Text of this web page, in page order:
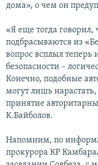
дома», о чем он
«Я еще тогда говорил,
подбрасываются из
вопрос всплыл теперь
безопасности –
Конечно, подобные
могут лишь
принятие
К.Байболов.
Напомним, по
прокурора КР